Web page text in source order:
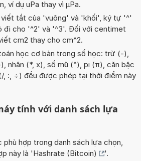
ví dụ uPa thay vì µPa.
tắt của 'vuông' và 'khối', ký tự '^'
đi cho '^2' và '^3'. Đối với centimet
cm2 thay cho cm^2.
học cơ bản trong số học: trừ (-),
nhân (*, x), số mũ (^), pi (π), căn bậc
, :, ÷) đều được phép tại thời điểm này
tính với danh sách lựa
phù hợp trong danh sách lựa chọn,
này là 'Hashrate (Bitcoin)
'.